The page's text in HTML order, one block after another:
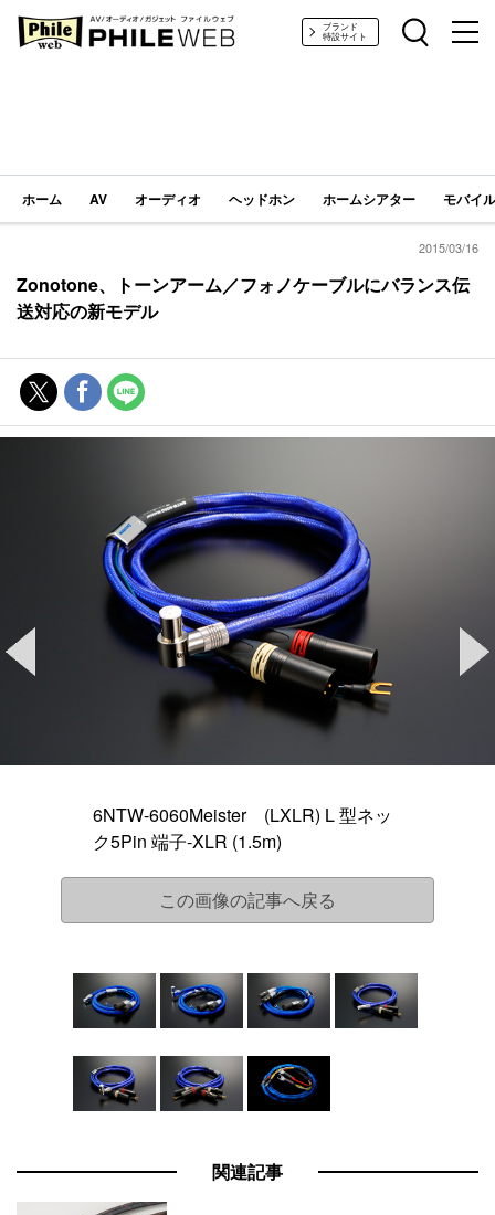
PHILE WEB｜AV/オーディオ/ガジェットブランド
特設サイト
ホーム AV オーディオ ヘッドホン ホームシアター モバイ
2015/03/16
Zonotone、トーンアーム／フォノケーブルにバランス伝
送対応の新モデル
6NTW-6060Meister (LXLR) L 型ネッ
ク5Pin 端子-XLR (1.5m)
この画像の記事へ戻る
関連記事